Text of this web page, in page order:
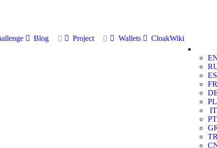
Blog Project Wallets
CloakWiki
ES
FR
PL
IT
PT